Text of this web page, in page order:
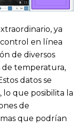
ya
en línea
de diversos
de temperatura,
datos se
lo que posibilita la
de
que podrían